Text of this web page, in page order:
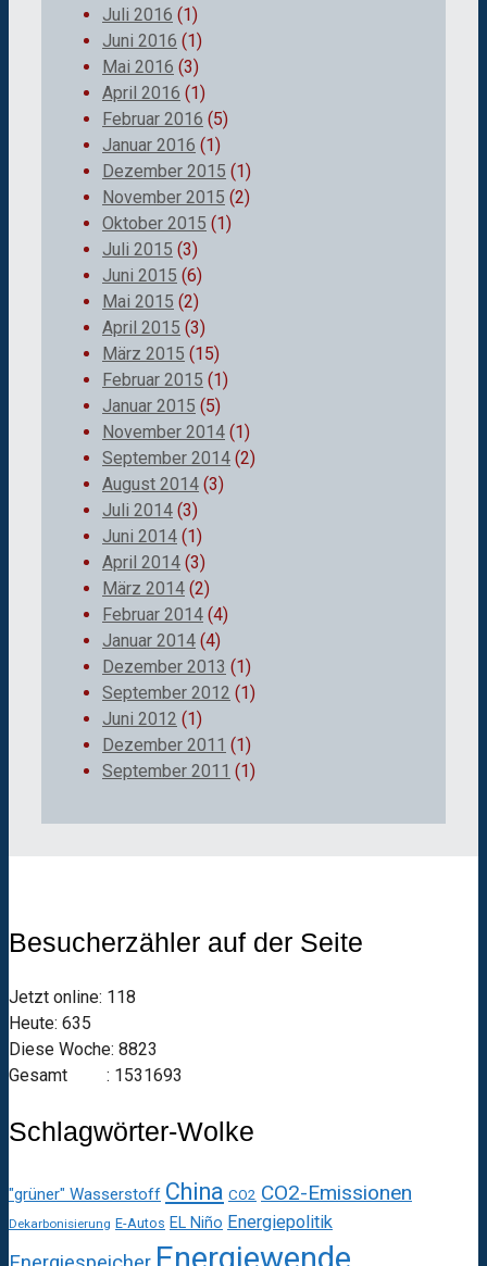
Juli 2016 (1)
Juni 2016 (1)
Mai 2016 (3)
April 2016 (1)
Februar 2016 (5)
Januar 2016 (1)
Dezember 2015 (1)
November 2015 (2)
Oktober 2015 (1)
Juli 2015 (3)
Juni 2015 (6)
Mai 2015 (2)
April 2015 (3)
März 2015 (15)
Februar 2015 (1)
Januar 2015 (5)
November 2014 (1)
September 2014 (2)
August 2014 (3)
Juli 2014 (3)
Juni 2014 (1)
April 2014 (3)
März 2014 (2)
Februar 2014 (4)
Januar 2014 (4)
Dezember 2013 (1)
September 2012 (1)
Juni 2012 (1)
Dezember 2011 (1)
September 2011 (1)
Besucherzähler auf der Seite
Jetzt online: 118
Heute: 635
Diese Woche: 8823
Gesamt : 1531693
Schlagwörter-Wolke
"grüner" Wasserstoff China CO2 CO2-Emissionen
Dekarbonisierung E-Autos EL Niño Energiepolitik
Energiewende